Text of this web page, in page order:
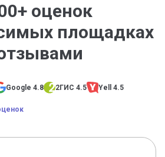
оценок
площадках
Google 4.8 2ГИС 4.5 Yell 4.5